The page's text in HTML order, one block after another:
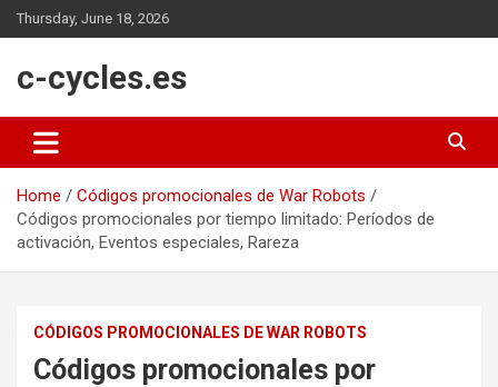
Skip
to
Thursday, June 18, 2026
c-cycles.es
Home
Códigos promocionales de War Robots
Códigos promocionales por tiempo limitado: Períodos de
activación, Eventos especiales, Rareza
CÓDIGOS PROMOCIONALES DE WAR ROBOTS
Códigos promocionales por